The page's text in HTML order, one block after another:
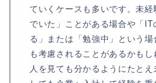
ていくケースも多いです。未
でいた」ことがある場合や「
る」または「勉強中」という
も考慮されることがあるかも
人を見ても分かるようにたと